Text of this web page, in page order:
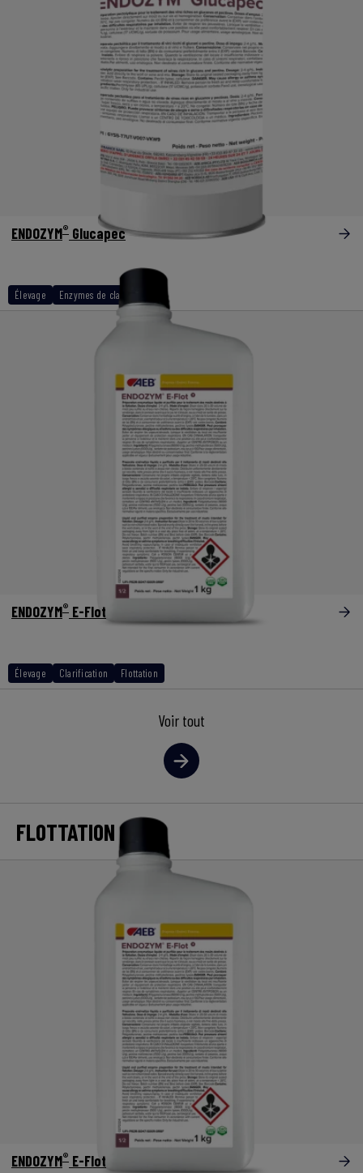
Élevage Enzymes de clarification
ENDOZYM® Glucapec
Élevage Clarification Flottation
ENDOZYM® E-Flot
Voir tout
FLOTTATION
ENDOZYM® E-Flot